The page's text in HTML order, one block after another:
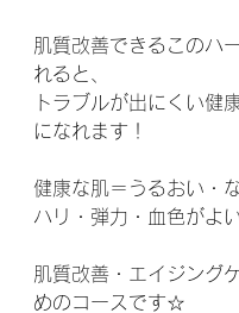
肌質改善できるこのハ
れると、
トラブルが出にくい健
になれます！
健康な肌＝うるおい・
ハリ・弾力・血色がよ
肌質改善・エイジング
めのコースです☆